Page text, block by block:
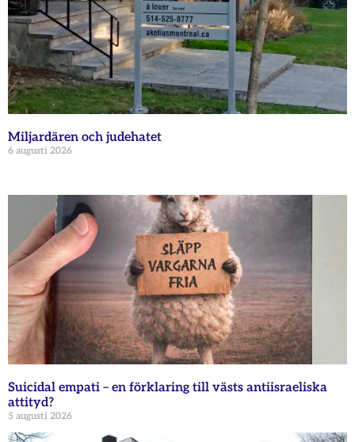
Miljardären och judehatet
6 augusti 2026
Suicidal empati – en förklaring till västs antiisraeliska
attityd?
5 augusti 2026